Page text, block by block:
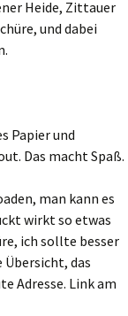
Heide, Zittauer
und dabei
Papier und
Das macht Spaß.
man kann es
wirkt so etwas
ich sollte besser
Übersicht, das
Adresse. Link am